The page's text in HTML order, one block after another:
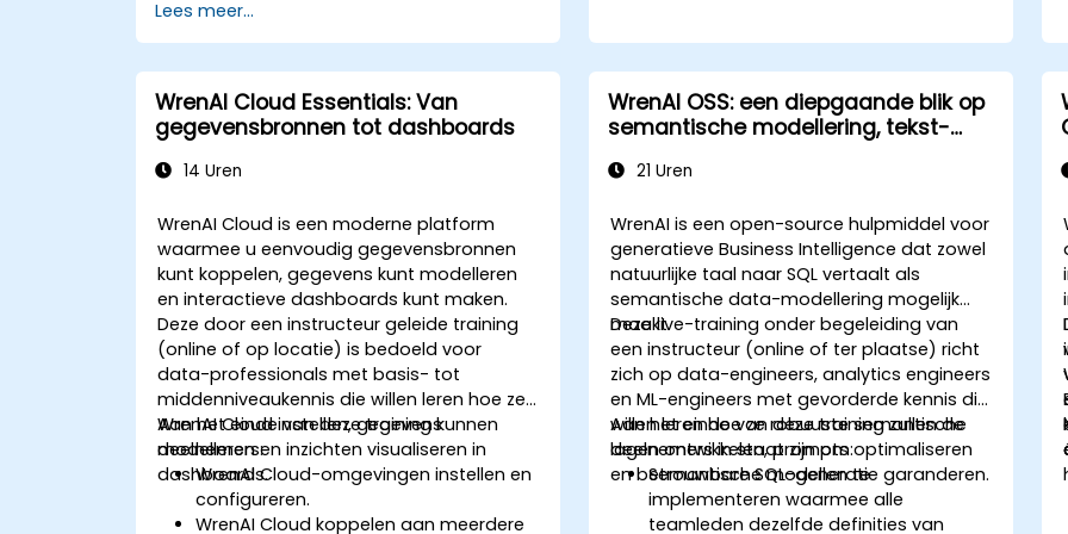
Lees meer...
WrenAI Cloud Essentials: Van
gegevensbronnen tot dashboards
14 Uren
WrenAI Cloud is een moderne platform
waarmee u eenvoudig gegevensbronnen
kunt koppelen, gegevens kunt modelleren
en interactieve dashboards kunt maken.
Deze door een instructeur geleide training
(online of op locatie) is bedoeld voor
data-professionals met basis- tot
middenniveaukennis die willen leren hoe ze
WrenAI Cloud instellen, gegevens
modelleren en inzichten visualiseren in
dashboards.
Aan het einde van deze training kunnen
deelnemers:
WrenAI Cloud-omgevingen instellen en
configureren.
WrenAI Cloud koppelen aan meerdere
WrenAI OSS: een diepgaande blik op
semantische modellering, tekst-
beveiligingsmechanismen
21 Uren
WrenAI is een open-source hulpmiddel voor
generatieve Business Intelligence dat zowel
natuurlijke taal naar SQL vertaalt als
semantische data-modellering mogelijk
maakt.
Deze live-training onder begeleiding van
een instructeur (online of ter plaatse) richt
zich op data-engineers, analytics engineers
en ML-engineers met gevorderde kennis die
willen leren hoe ze robuuste semantische
lagen ontwikkelen, prompts optimaliseren
en betrouwbare SQL-generatie garanderen.
Aan het einde van deze training zullen de
deelnemers in staat zijn om:
Semantische modellen te
implementeren waarmee alle
teamleden dezelfde definities van